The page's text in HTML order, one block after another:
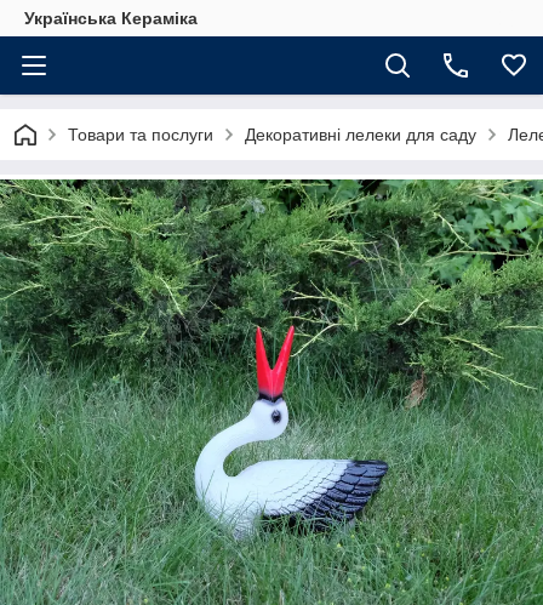
Українська Кераміка
Товари та послуги Декоративні лелеки для саду